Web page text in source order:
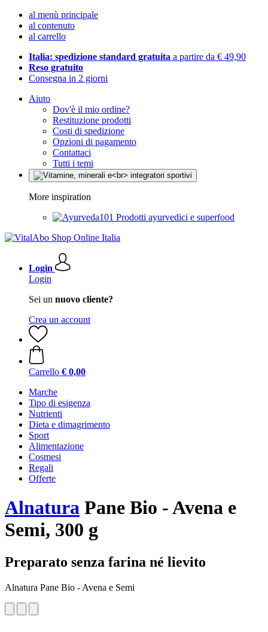
al menù principale
al contenuto
al carrello
Italia: spedizione standard gratuita a partire da € 49,90
Reso gratuito
Consegna in 2 giorni
Aiuto
Dov'è il mio ordine?
Restituzione prodotti
Costi di spedizione
Opzioni di pagamento
Contattaci
Tutti i temi
More inspiration
Prodotti ayurvedici e superfood
Login
Login
Sei un nuovo cliente?
Crea un account
Carrello € 0,00
Marche
Tipo di esigenza
Nutrienti
Dieta e dimagrimento
Sport
Alimentazione
Cosmesi
Regali
Offerte
Alnatura Pane Bio - Avena e
Semi, 300 g
Preparato senza farina né lievito
Alnatura Pane Bio - Avena e Semi